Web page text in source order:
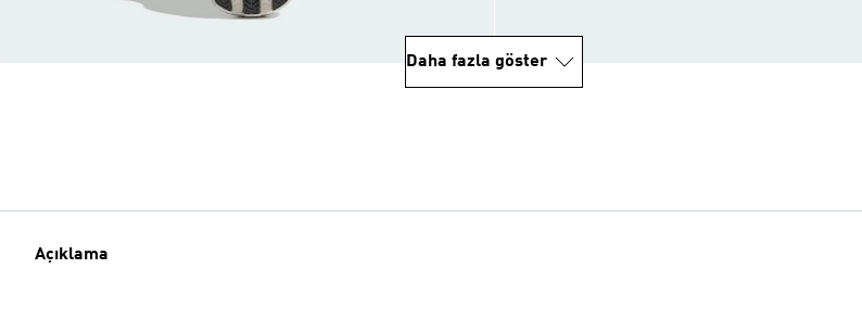
Daha fazla göster
Açıklama